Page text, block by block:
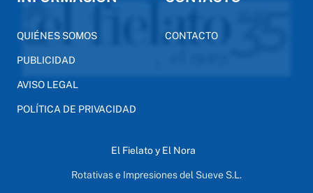
QUIÉNES SOMOS
PUBLICIDAD
AVISO LEGAL
POLÍTICA DE PRIVACIDAD
CONTACTO
El Fielato y El Nora
Rotativas e Impresiones del Sueve S.L.